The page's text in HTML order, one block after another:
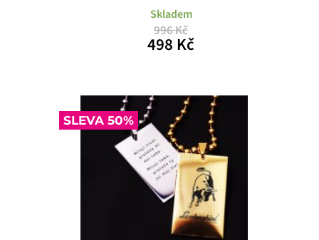
Skladem
996 Kč
498 Kč
SLEVA 50%